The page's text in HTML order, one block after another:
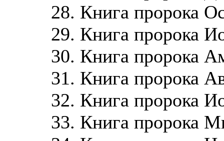
28. Книга пророка
29. Книга пророка
30. Книга пророка
31. Книга пророка
32. Книга пророка
33. Книга пророка